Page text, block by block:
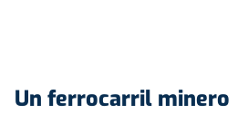
Un ferrocarril minero